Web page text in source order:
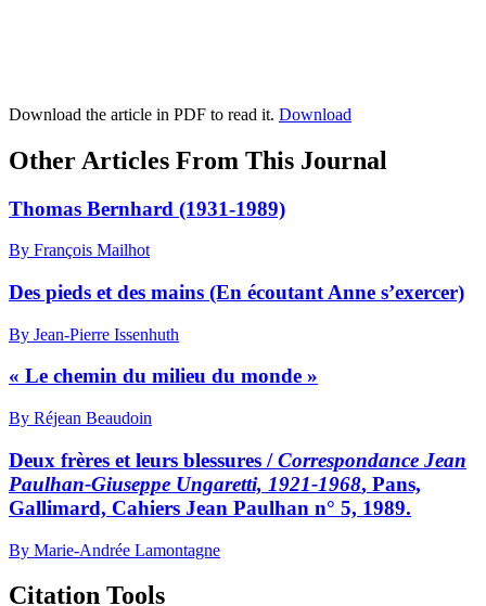
Download the article in PDF to read it. Download
Other Articles From This Journal
Thomas Bernhard (1931-1989)
By François Mailhot
Des pieds et des mains (En écoutant Anne s’exercer)
By Jean-Pierre Issenhuth
« Le chemin du milieu du monde »
By Réjean Beaudoin
Deux frères et leurs blessures /Correspondance Jean
Paulhan-Giuseppe Ungaretti, 1921-1968, Pans,
Gallimard, Cahiers Jean Paulhan n° 5, 1989.
By Marie-Andrée Lamontagne
Citation Tools